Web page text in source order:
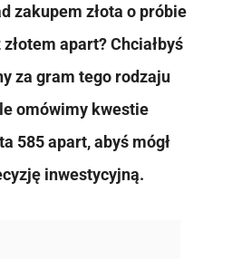
zakupem złota o próbie
apart? Chciałbyś
za gram tego rodzaju
omówimy kwestie
585 apart, abyś mógł
inwestycyjną.